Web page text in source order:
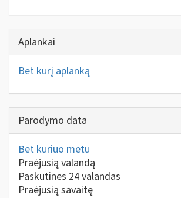
Aplankai
Bet kurį aplanką
Parodymo data
Bet kuriuo metu
Praėjusią valandą
Paskutines 24 valandas
Praėjusią savaitę